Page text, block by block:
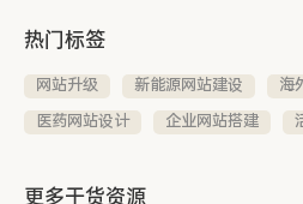
热门标签
网站升级 新能源网站建设
海
医药网站设计
企业网站搭建
更多干货资源